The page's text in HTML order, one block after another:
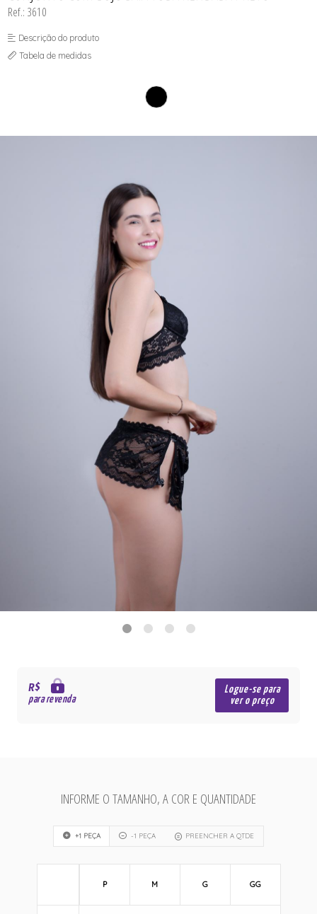
Ref.: 3610
Descrição do produto
Tabela de medidas
R$
para revenda
Logue-se para
ver o preço
INFORME O TAMANHO, A COR E QUANTIDADE
+1 PEÇA -1 PEÇA PREENCHER A QTDE
P M G GG